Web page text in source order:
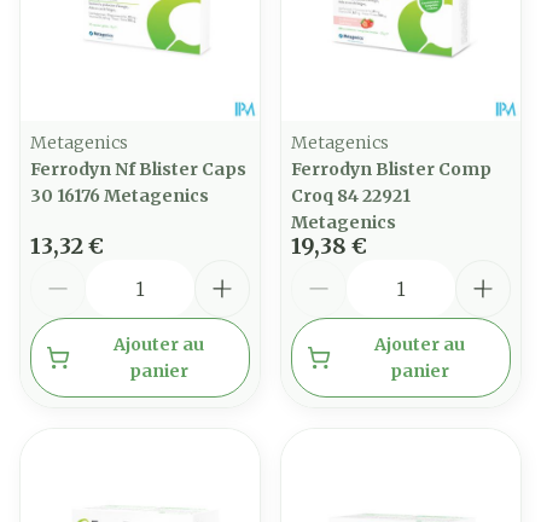
Metagenics
Ferrodyn Nf Blister Caps
30 16176 Metagenics
13,32 €
Ajouter au
panier
Metagenics
Ferrodyn Blister Comp
Croq 84 22921
Metagenics
19,38 €
Ajouter au
panier